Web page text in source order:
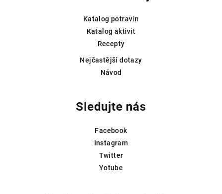
Katalog potravin
Katalog aktivit
Recepty
Nejčastější dotazy
Návod
Sledujte nás
Facebook
Instagram
Twitter
Yotube